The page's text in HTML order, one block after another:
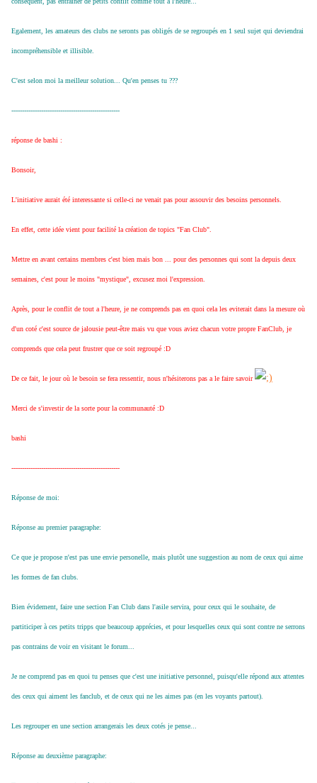
Egalement, les amateurs des clubs ne seronts pas obligés de se regroupés en 1 seul sujet qui deviendrai
incompréhensible et illisible.
C'est selon moi la meilleur solution... Qu'en penses tu ???
---------------------------------------------------
réponse de bashi :
Bonsoir,
L'initiative aurait été interessante si celle-ci ne venait pas pour assouvir des besoins personnels.
En effet, cette idée vient pour facilité la création de topics "Fan Club".
Mettre en avant certains membres c'est bien mais bon ... pour des personnes qui sont la depuis deux
semaines, c'est pour le moins "mystique", excusez moi l'expression.
Après, pour le conflit de tout a l'heure, je ne comprends pas en quoi cela les eviterait dans la mesure où
d'un coté c'est source de jalousie peut-être mais vu que vous aviez chacun votre propre FanClub, je
comprends que cela peut frustrer que ce soit regroupé :D
De ce fait, le jour où le besoin se fera ressentir, nous n'hésiterons pas a le faire savoir
Merci de s'investir de la sorte pour la communauté :D
bashi
---------------------------------------------------
Réponse de moi:
Réponse au premier paragraphe:
Ce que je propose n'est pas une envie personelle, mais plutôt une suggestion au nom de ceux qui aime
les formes de fan clubs.
Bien évidement, faire une section Fan Club dans l'asile servira, pour ceux qui le souhaite, de
partiticiper à ces petits tripps que beaucoup apprécies, et pour lesquelles ceux qui sont contre ne serrons
pas contrains de voir en visitant le forum...
Je ne comprend pas en quoi tu penses que c'est une initiative personnel, puisqu'elle répond aux attentes
des ceux qui aiment les fanclub, et de ceux qui ne les aimes pas (en les voyants partout).
Les regrouper en une section arrangerais les deux cotés je pense...
Réponse au deuxième paragraphe: